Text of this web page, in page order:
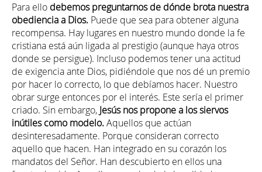
Para ello debemos preguntarnos de dónde brota nuestra
obediencia a Dios. Puede que sea para obtener alguna
recompensa. Hay lugares en nuestro mundo donde la fe
cristiana está aún ligada al prestigio (aunque haya otros
donde se persigue). Incluso podemos tener una actitud
de exigencia ante Dios, pidiéndole que nos dé un premio
por hacer lo correcto, lo que debíamos hacer. Nuestro
obrar surge entonces por el interés. Este sería el primer
criado. Sin embargo, Jesús nos propone a los siervos
inútiles como modelo.Aquellos que actúan
desinteresadamente. Porque consideran correcto
aquello que hacen. Han integrado en su corazón los
mandatos del Señor. Han descubierto en ellos una